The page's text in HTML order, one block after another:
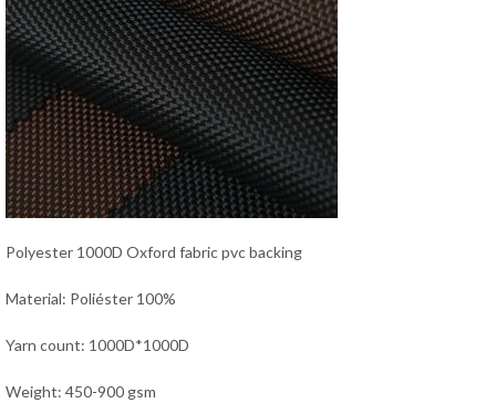
Polyester 1000D Oxford fabric pvc backing
Material: Poliéster 100%
Yarn count: 1000D*1000D
Weight: 450-900 gsm